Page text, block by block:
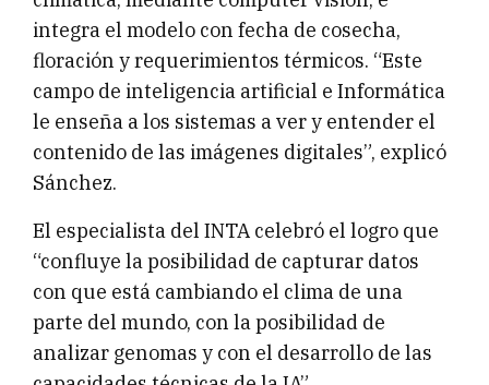
integra el modelo con fecha de cosecha,
floración y requerimientos térmicos. “Este
campo de inteligencia artificial e Informática
le enseña a los sistemas a ver y entender el
contenido de las imágenes digitales”, explicó
Sánchez.
El especialista del INTA celebró el logro que
“confluye la posibilidad de capturar datos
con que está cambiando el clima de una
parte del mundo, con la posibilidad de
analizar genomas y con el desarrollo de las